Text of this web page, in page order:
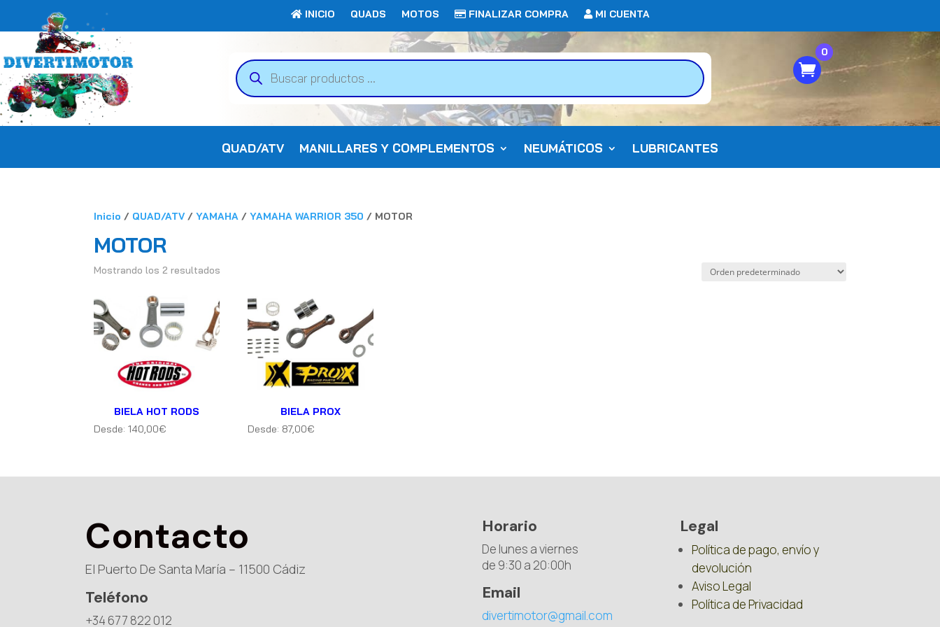
INICIO QUADS MOTOS FINALIZAR COMPRA MI CUENTA
Búsqueda
de
productos
0
QUAD/ATV MANILLARES Y COMPLEMENTOS NEUMÁTICOS LUBRICANTES
Inicio / QUAD/ATV /YAMAHA /YAMAHA WARRIOR 350 / MOTOR
MOTOR
Mostrando los 2 resultados
BIELA HOT RODS
Desde:140,00€
BIELA PROX
Desde: 87,00€
Contacto
El Puerto De Santa María – 11500 Cádiz
Teléfono
+34 677 822 012
Horario
De lunes a viernes
de 9:30 a 20:00h
Email
divertimotor@gmail.com
Legal
Política de pago, envío y
devolución
Aviso Legal
Política de Privacidad